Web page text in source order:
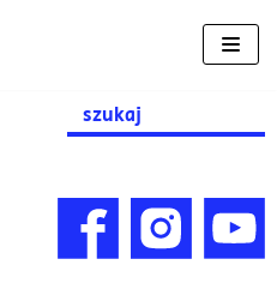
Search
for: